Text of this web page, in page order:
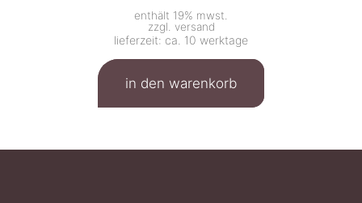
enthält 19% mwst.
zzgl. versand
lieferzeit: ca. 10 werktage
in den warenkorb